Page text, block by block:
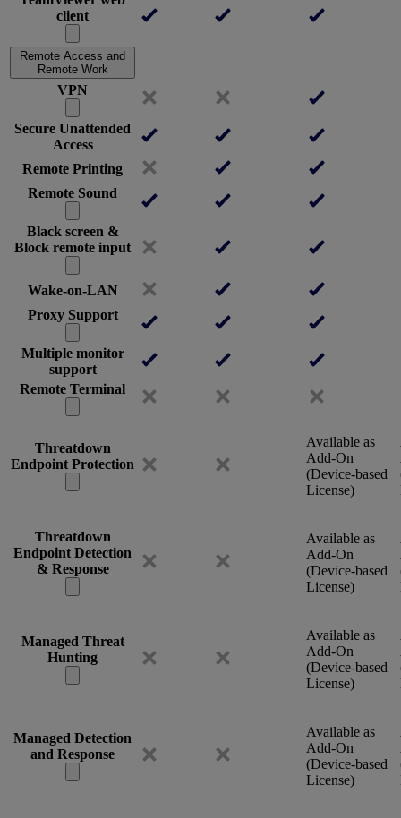
client
Remote Access and
Remote Work
VPN
Secure Unattended
Access
Remote Printing
Remote Sound
Black screen &
Block remote input
Wake-on-LAN
Proxy Support
Multiple monitor
support
Remote Terminal
Threatdown
Endpoint Protection
Available as
Add-On
(Device-based
License)
Threatdown
Endpoint Detection
& Response
Available as
Add-On
(Device-based
License)
Managed Threat
Hunting
Available as
Add-On
(Device-based
License)
Managed Detection
and Response
Available as
Add-On
(Device-based
License)